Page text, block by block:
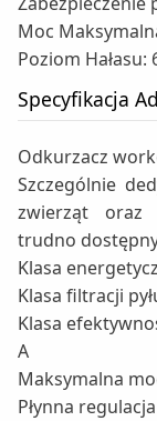
Moc
Poziom Hałasu:
Specyfikacja
Odkurzacz
Szczególnie
zwierząt oraz
trudno
Klasa
Klasa filtracji
Klasa
A
Maksymalna
Płynna